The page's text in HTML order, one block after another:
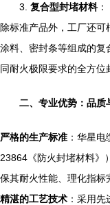
3. 复合型封堵材料：
除标准产品外，工厂还可
涂料、密封条等组成的复
同耐火极限要求的全方位
二、专业优势：品质
严格的生产标准 ：华星
23864《防火封堵材料》
保其耐火性能、理化指标
精湛的工艺技术 ：采用